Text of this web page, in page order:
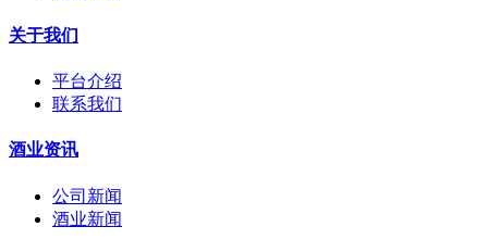
关于我们
平台介绍
联系我们
酒业资讯
公司新闻
酒业新闻